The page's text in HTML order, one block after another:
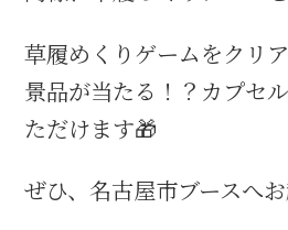
信長攻路
徳川家康と名古屋の関
草履めくりゲームをクリ
景品が当たる！？カプセ
ただけます🎁
ぜひ、名古屋市ブースへ